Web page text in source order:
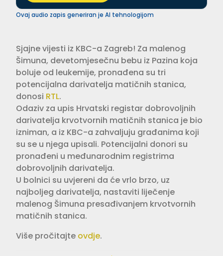
Ovaj audio zapis generiran je AI tehnologijom
Sjajne vijesti iz KBC-a Zagreb! Za malenog
Šimuna, devetomjesečnu bebu iz Pazina koja
boluje od leukemije, pronađena su tri
potencijalna darivatelja matičnih stanica,
donosi RTL.
Odaziv za upis Hrvatski registar dobrovoljnih
darivatelja krvotvornih matičnih stanica je bio
izniman, a iz KBC-a zahvaljuju građanima koji
su se u njega upisali. Potencijalni donori su
pronađeni u međunarodnim registrima
dobrovoljnih darivatelja.
U bolnici su uvjereni da će vrlo brzo, uz
najboljeg darivatelja, nastaviti liječenje
malenog Šimuna presađivanjem krvotvornih
matičnih stanica.
Više pročitajte ovdje.